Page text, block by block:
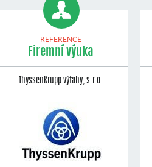
REFERENCE
Firemní výuka
ThyssenKrupp výtahy, s.r.o.